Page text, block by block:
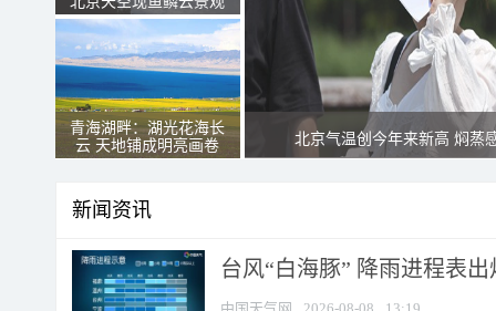
青海湖畔：湖光花海长
云 天地铺成明亮画卷
北京气温创今年来新高 焖蒸
新闻资讯
台风“白海豚” 降雨进程表